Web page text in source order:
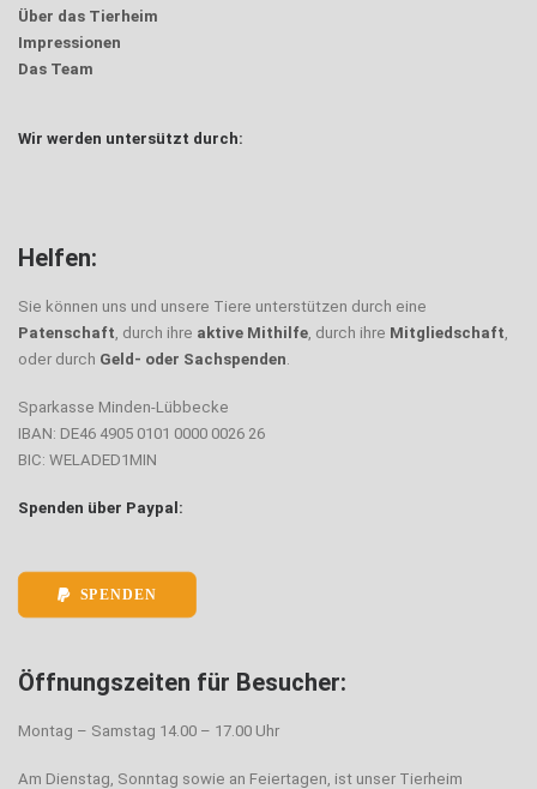
Über das Tierheim
Impressionen
Das Team
Wir werden untersützt durch:
Helfen:
Sie können uns und unsere Tiere unterstützen durch eine
Patenschaft, durch ihre aktive Mithilfe, durch ihre Mitgliedschaft,
oder durch Geld- oder Sachspenden.
Sparkasse Minden-Lübbecke
IBAN: DE46 4905 0101 0000 0026 26
BIC: WELADED1MIN
Spenden über Paypal:
SPENDEN
Öffnungszeiten für Besucher:
Montag – Samstag 14.00 – 17.00 Uhr
Am Dienstag, Sonntag sowie an Feiertagen, ist unser Tierheim